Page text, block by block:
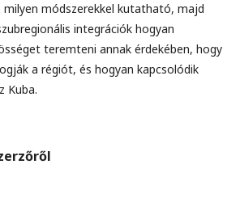
milyen módszerekkel kutatható, majd
integrációk hogyan
teremteni annak érdekében, hogy
a régiót, és hogyan kapcsolódik
Kuba.